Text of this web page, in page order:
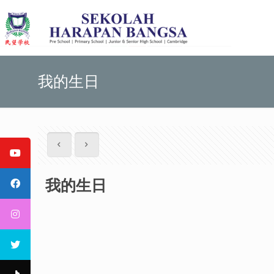
我的生日
我的生日